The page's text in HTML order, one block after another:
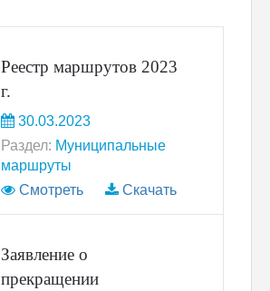
Реестр маршрутов 2023
г.
30.03.2023
Раздел: Муниципальные
маршруты
Смотреть
Скачать
Заявление о
прекращении